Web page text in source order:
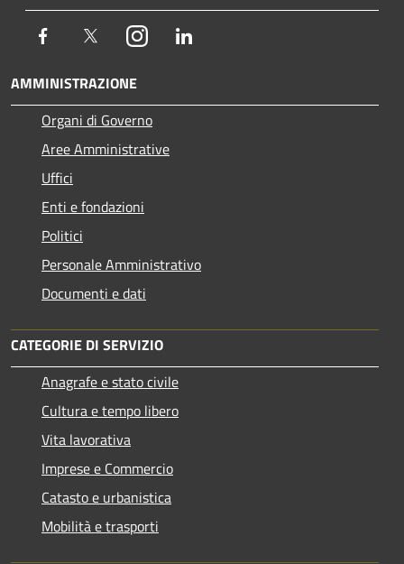
Facebook TwitterInstagram
AMMINISTRAZIONE
Organi di Governo
Aree Amministrative
Uffici
Enti e fondazioni
Politici
Personale Amministrativo
Documenti e dati
CATEGORIE DI SERVIZIO
Anagrafe e stato civile
Cultura e tempo libero
Vita lavorativa
Imprese e Commercio
Catasto e urbanistica
Mobilità e trasporti